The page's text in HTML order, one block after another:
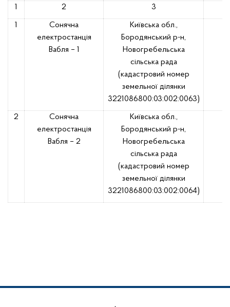
1 2 3
1
Сонячна
електростанція
Вабля – 1
Київська обл.,
Бородянський р-н,
Новогребельська
сільська рада
(кадастровий номер
земельної ділянки
3221086800:03:002:0063)
2
Сонячна
електростанція
Вабля – 2
Київська обл.,
Бородянський р-н,
Новогребельська
сільська рада
(кадастровий номер
земельної ділянки
3221086800:03:002:0064)